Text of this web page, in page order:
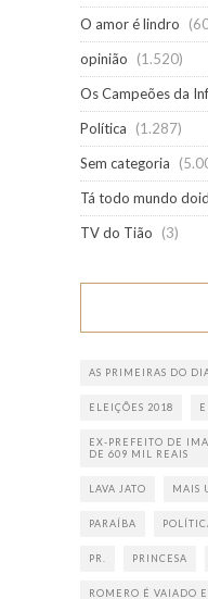
O amor é lindro
opinião
(1.520)
Os Campeões da
Política
(1.287)
Sem categoria
Tá todo mundo
TV do Tião
(3)
AS PRIMEIRAS DO
ELEIÇÕES 2018
EX-PREFEITO DE
DE 609 MIL REAIS
LAVA JATO MAIS
PARAÍBA
PR. PRINCESA
ROMERO É VAIADO